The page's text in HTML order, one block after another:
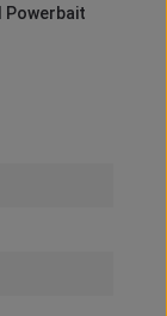
Powerbait